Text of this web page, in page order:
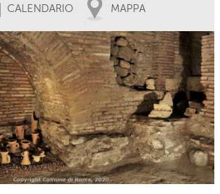
CALENDARIO MAPPA